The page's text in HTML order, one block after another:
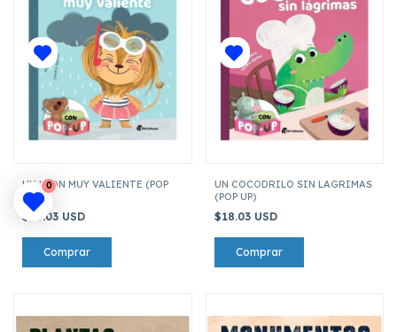
UN LEON MUY VALIENTE (POP
UP)
$18.03 USD
UN COCODRILO SIN LAGRIMAS
(POP UP)
$18.03 USD
0